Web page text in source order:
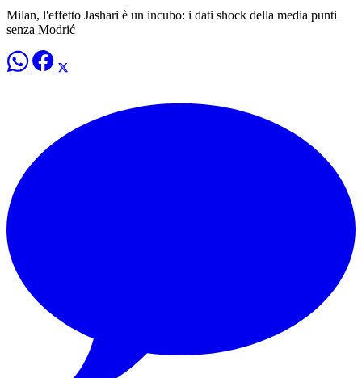
Milan, l'effetto Jashari è un incubo: i dati shock della media punti
senza Modrić